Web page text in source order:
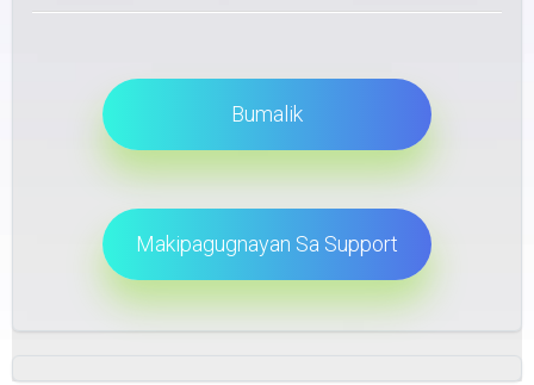
Bumalik
Makipagugnayan Sa Support